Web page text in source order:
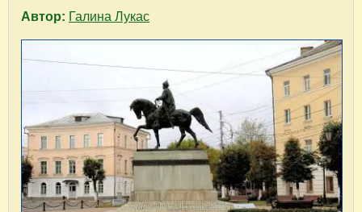
Автор: Галина Лукас